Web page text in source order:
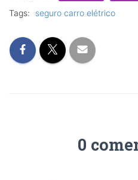
Tags: seguro carro elétrico
0